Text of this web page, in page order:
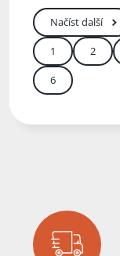
Načíst další
1 2
6